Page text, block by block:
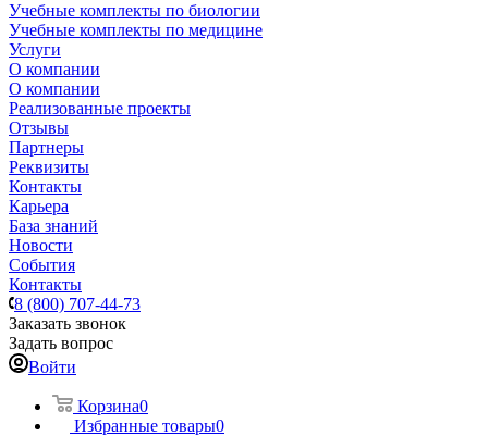
Учебные комплекты по биологии
Учебные комплекты по медицине
Услуги
О компании
О компании
Реализованные проекты
Отзывы
Партнеры
Реквизиты
Контакты
Карьера
База знаний
Новости
События
Контакты
8 (800) 707-44-73
Заказать звонок
Задать вопрос
Войти
Корзина0
Избранные товары0